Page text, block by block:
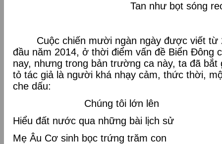
Tan như bọt sóng
Cuộc chiến mười ngàn ngày được viết từ
đầu năm 2014, ở thời điểm vấn đề Biển Đông
nay, nhưng trong bản trường ca này, ta đã
tỏ tác giả là người khá nhạy cảm, thức thời,
che dấu:
Chúng tôi lớn lên
Hiểu đất nước qua những bài lịch sử
Mẹ Âu Cơ sinh bọc trứng trăm con